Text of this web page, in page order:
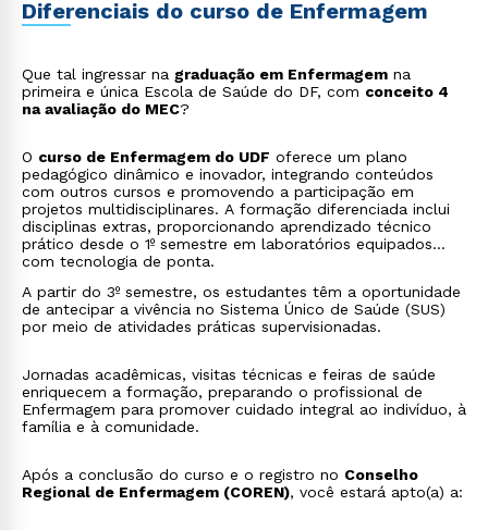
Diferenciais do curso de Enfermagem
Que tal ingressar na graduação em Enfermagem na
primeira e única Escola de Saúde do DF, com conceito 4
na avaliação do MEC?
O curso de Enfermagem do UDF oferece um plano
pedagógico dinâmico e inovador, integrando conteúdos
com outros cursos e promovendo a participação em
projetos multidisciplinares. A formação diferenciada inclui
disciplinas extras, proporcionando aprendizado técnico
prático desde o 1º semestre em laboratórios equipados
com tecnologia de ponta.
A partir do 3º semestre, os estudantes têm a oportunidade
de antecipar a vivência no Sistema Único de Saúde (SUS)
por meio de atividades práticas supervisionadas.
Jornadas acadêmicas, visitas técnicas e feiras de saúde
enriquecem a formação, preparando o profissional de
Enfermagem para promover cuidado integral ao indivíduo, à
família e à comunidade.
Após a conclusão do curso e o registro no Conselho
Regional de Enfermagem (COREN), você estará apto(a) a: